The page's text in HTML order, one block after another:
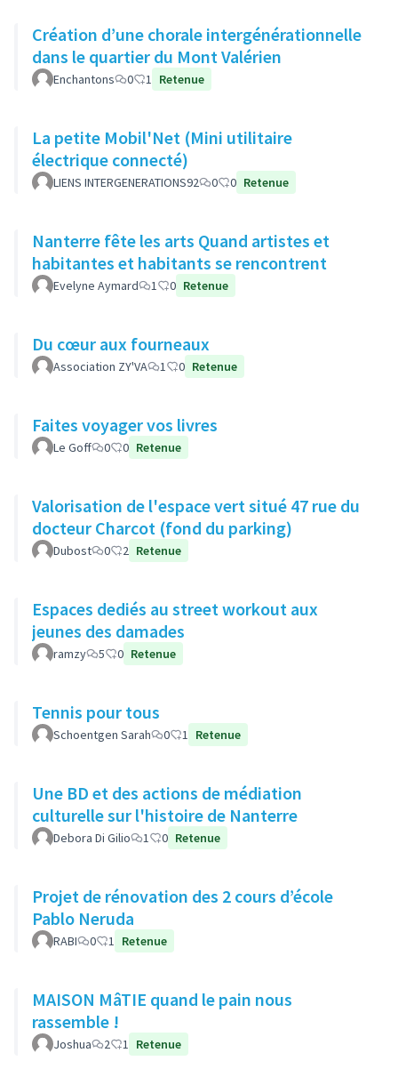
Création d’une chorale intergénérationnelle
dans le quartier du Mont Valérien
Enchantons 0 1 Retenue
La petite Mobil'Net (Mini utilitaire
électrique connecté)
LIENS INTERGENERATIONS92 0 0 Retenue
Nanterre fête les arts Quand artistes et
habitantes et habitants se rencontrent
Evelyne Aymard 1 0 Retenue
Du cœur aux fourneaux
Association ZY'VA 1 0 Retenue
Faites voyager vos livres
Le Goff 0 0 Retenue
Valorisation de l'espace vert situé 47 rue du
docteur Charcot (fond du parking)
Dubost 0 2 Retenue
Espaces dediés au street workout aux
jeunes des damades
ramzy 5 0 Retenue
Tennis pour tous
Schoentgen Sarah 0 1 Retenue
Une BD et des actions de médiation
culturelle sur l'histoire de Nanterre
Debora Di Gilio 1 0 Retenue
Projet de rénovation des 2 cours d’école
Pablo Neruda
RABI 0 1 Retenue
MAISON MâTIE quand le pain nous
rassemble !
Joshua 2 1 Retenue